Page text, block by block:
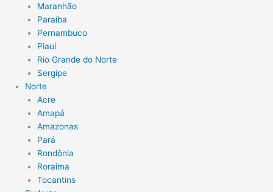
Maranhão
Paraíba
Pernambuco
Piauí
Rio Grande do Norte
Sergipe
Norte
Acre
Amapá
Amazonas
Pará
Rondônia
Roraima
Tocantins